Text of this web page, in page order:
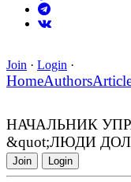
Join · Login ·
HomeAuthors
НАЧАЛЬНИК
&quot;ЛЮДИ
Join Login